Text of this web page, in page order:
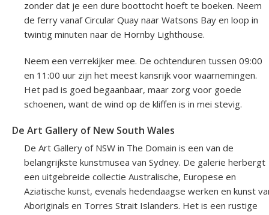
zonder dat je een dure boottocht hoeft te boeken. Neem
de ferry vanaf Circular Quay naar Watsons Bay en loop in
twintig minuten naar de Hornby Lighthouse.
Neem een verrekijker mee. De ochtenduren tussen 09:00
en 11:00 uur zijn het meest kansrijk voor waarnemingen.
Het pad is goed begaanbaar, maar zorg voor goede
schoenen, want de wind op de kliffen is in mei stevig.
De Art Gallery of New South Wales
De Art Gallery of NSW in The Domain is een van de
belangrijkste kunstmusea van Sydney. De galerie herbergt
een uitgebreide collectie Australische, Europese en
Aziatische kunst, evenals hedendaagse werken en kunst
Aboriginals en Torres Strait Islanders. Het is een rustige